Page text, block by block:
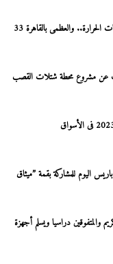
الأرصاد: انخفاض طفيف فى درجات الحرارة.. والعظمى بالقاهرة 33
شتلة.. 10 معلومات عن مشروع محطة شتلات القصب
اليوم للمشاركة بقمة ”ميثاق
والمتفوقين دراسيا ويسلم أجهزة